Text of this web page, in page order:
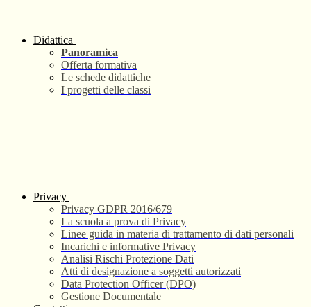
Didattica
Panoramica
Offerta formativa
Le schede didattiche
I progetti delle classi
Privacy
Privacy GDPR 2016/679
La scuola a prova di Privacy
Linee guida in materia di trattamento di dati personali
Incarichi e informative Privacy
Analisi Rischi Protezione Dati
Atti di designazione a soggetti autorizzati
Data Protection Officer (DPO)
Gestione Documentale